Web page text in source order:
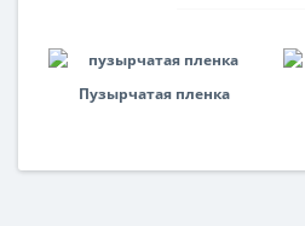
Пузырчатая пленка